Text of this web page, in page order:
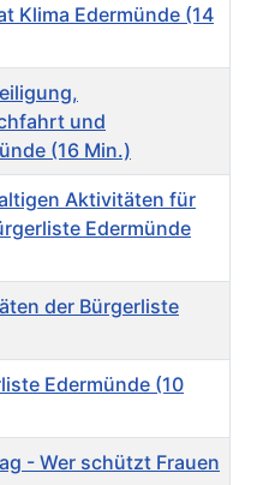
Klima Edermünde (14
und
(16 Min.)
Aktivitäten für
Edermünde
der Bürgerliste
Edermünde (10
- Wer schützt Frauen